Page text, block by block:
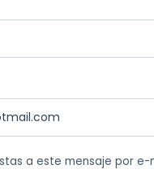
a este mensaje por e-